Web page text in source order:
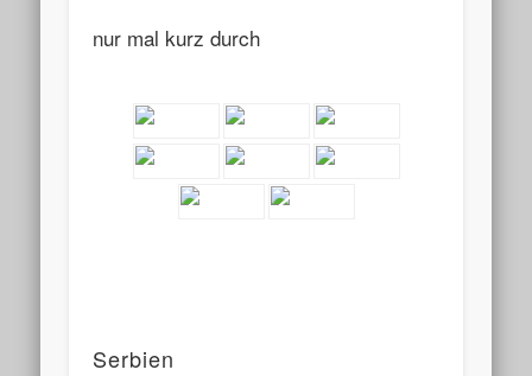
nur mal kurz durch
Serbien